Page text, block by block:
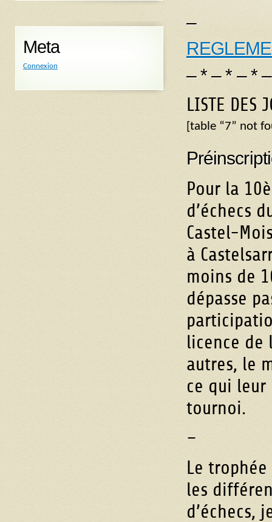
–
– * – * – * –
LISTE DES
[table “7” not
Pour la
d’échecs
Castel-
à
moins de
dépasse
licence de
autres, le
ce qui leur
tournoi.
–
Le
les
d’échecs,
Meta
Connexion